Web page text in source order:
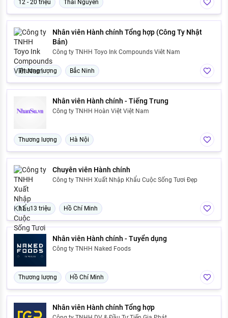
12 - 20 triệu Thái Nguyên
Nhân viên Hành chính Tổng hợp (Công Ty Nhật
Bản)
Công ty TNHH Toyo Ink Compounds Viêt Nam
Thương lượng Bắc Ninh
Nhân viên Hành chính - Tiếng Trung
Công ty TNHH Hoàn Việt Việt Nam
Thương lượng Hà Nội
Chuyên viên Hành chính
Công ty TNHH Xuất Nhập Khẩu Cuộc Sống Tươi Đẹp
11 - 13 triệu Hồ Chí Minh
Nhân viên Hành chính - Tuyển dụng
Công ty TNHH Naked Foods
Thương lượng Hồ Chí Minh
Nhân viên Hành chính Tổng hợp